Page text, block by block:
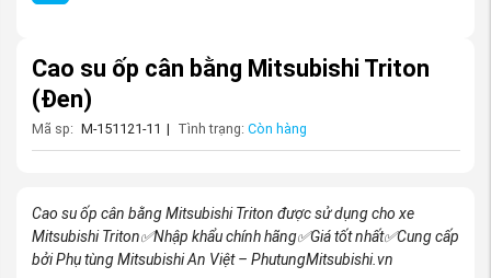
Cao su ốp cân bằng Mitsubishi Triton
(Đen)
Mã sp: M-151121-11 | Tình trạng: Còn hàng
Cao su ốp cân bằng Mitsubishi Triton được sử dụng cho xe
Mitsubishi Triton✅Nhập khẩu chính hãng✅Giá tốt nhất✅Cung cấp
bởi Phụ tùng Mitsubishi An Việt – PhutungMitsubishi.vn